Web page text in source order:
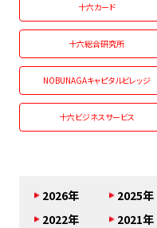
十六カード
十六総合研究所
NOBUNAGAキャピタルビレッジ
十六ビジネスサービス
2026年 2025年
2022年
2021年